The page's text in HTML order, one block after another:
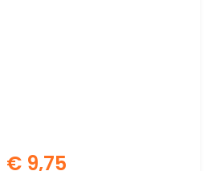
€9,75